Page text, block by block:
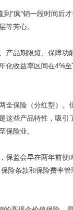
疯”销一段时间后才
等芳心。
品期限短、保障功
化收益率区间在4%
保险（分红型）。
些产品特性，吸引
保险业。
监会早在两年前便
险条款和保险费率